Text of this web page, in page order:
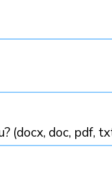
(docx, doc, pdf,